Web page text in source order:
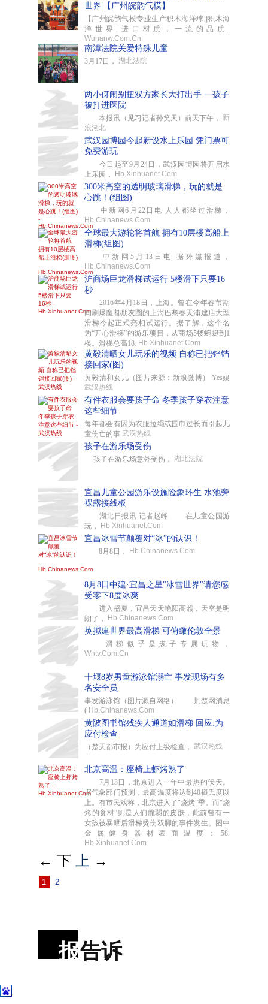
世界|【广州皖韵气模】
【广州皖韵气模专业生产积木海洋球,j积木海
洋世界,进口材质，一流的品质.
Wuhanw.Com.Cn
南漳法院关爱特殊儿童
3月17日， 湖北法院
两小伢闹别扭双方家长大打出手 一孩子
被打进医院
本报讯（见习记者孙笑天）前天下午， 新
浪湖北
武汉园博园今起新设水上乐园 凭门票可
免费游玩
今日起至9月24日，武汉园博园将开启水
上乐园，
Hb.Xinhuanet.Com
300米高空的透明玻璃滑梯，玩的就是
心跳！(组图)
中新网6月22日电 人人都坐过滑梯，
Hb.Chinanews.Com
全球最大游轮将首航 拥有10层楼高船上
滑梯(组图)
中新网5月13日电 据外媒报道，
Hb.Chinanews.Com
沪商场巨龙滑梯试运行 5楼滑下只要16
秒
2016年4月18日，上海。曾在今年春节期
间刷爆魔都朋友圈的上海巴黎春天浦建店大型
滑梯今起正式亮相试运行。据了解，这个名
为“开心滑梯”的游乐项目，从商场5楼蜿蜒到1
楼。滑梯总高18. Hb.Xinhuanet.Com
黄毅清晒女儿玩乐的视频 自称已把铛铛
接回家(图)
黄毅清和女儿（图片来源：新浪微博） Yes娱
武汉热线
有件衣服会要孩子命 冬季孩子穿衣注意
这些细节
每年都会有因为衣服拉绳或围巾过长而引起儿
童伤亡的事 武汉热线
孩子在游乐场受伤
孩子在游乐场意外受伤， 湖北法院
宜昌儿童公园游乐设施险象环生 水池旁
裸露接线板
湖北日报讯 记者赵峰 在儿童公园游
玩，
Hb.Xinhuanet.Com
宜昌冰雪节颠覆对“冰”的认识！
8月8日， Hb.Chinanews.Com
8月8日中建·宜昌之星"冰雪世界"请您感
受零下8度冰爽
进入盛夏，宜昌天天艳阳高照，天空是明
朗了，
Hb.Chinanews.Com
英拟建世界最高滑梯 可俯瞰伦敦全景
滑梯似乎是孩子专属玩物，
Whtv.Com.Cn
十堰8岁男童游泳馆溺亡 事发现场有多
名安全员
事发游泳馆（图片源自网络） 荆楚网消息
( Hb.Chinanews.Com
黄陂图书馆残疾人通道如滑梯 回应:为
应付检查
（楚天都市报）为应付上级检查， 武汉热线
北京高温：座椅上虾烤熟了
7月13日，北京进入一年中最热的伏天。
据气象部门预测，最高温度将达到40摄氏度以
上。有市民戏称，北京进入了“烧烤”季。而“烧
烤的食材”则是人们脆弱的皮肤，此前曾有一
女孩被暴晒后滑梯烫伤双脚的事件发生。图中
金属健身器材表面温度：58.
Hb.Xinhuanet.Com
← 下 上 →
1 2
报告诉